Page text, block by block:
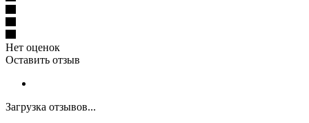
Нет оценок
Оставить отзыв
Загрузка отзывов...